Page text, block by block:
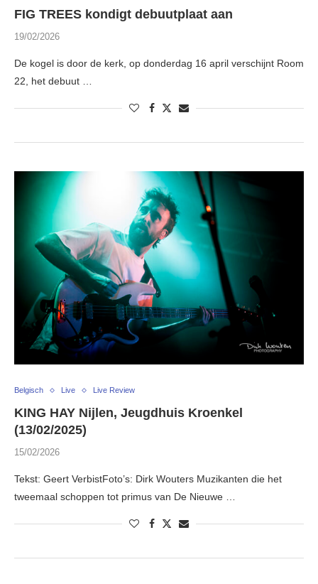
FIG TREES kondigt debuutplaat aan
19/02/2026
De kogel is door de kerk, op donderdag 16 april verschijnt Room
22, het debuut …
Belgisch Live Live Review
KING HAY Nijlen, Jeugdhuis Kroenkel
(13/02/2025)
15/02/2026
Tekst: Geert VerbistFoto’s: Dirk Wouters Muzikanten die het
tweemaal schoppen tot primus van De Nieuwe …